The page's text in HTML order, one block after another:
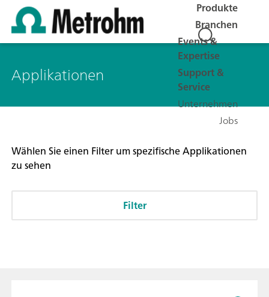
Produkte
Branchen
Events &
Expertise
Support &
Service
Unternehmen
Jobs
Applikationen
Wählen Sie einen Filter um spezifische Applikationen
zu sehen
Filter